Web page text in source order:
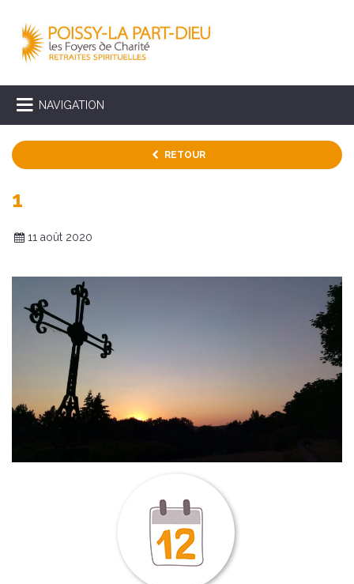
NAVIGATION
RETOUR
1
11 août 2020